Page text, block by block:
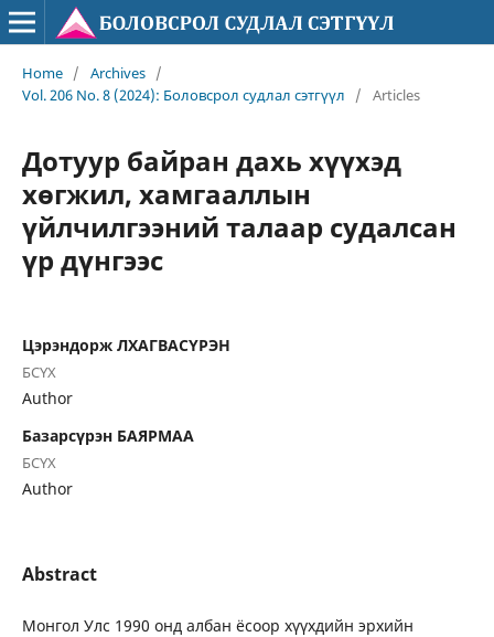
Home / Archives /
Vol. 206 No. 8 (2024): Боловсрол судлал сэтгүүл
/ Articles
Дотуур байран дахь хүүхэд
хөгжил, хамгааллын
үйлчилгээний талаар судалсан
үр дүнгээс
Цэрэндорж ЛХАГВАСҮРЭН
БСҮХ
Author
Базарсүрэн БАЯРМАА
БСҮХ
Author
Abstract
Монгол Улс 1990 онд албан ёсоор хүүхдийн эрхийн